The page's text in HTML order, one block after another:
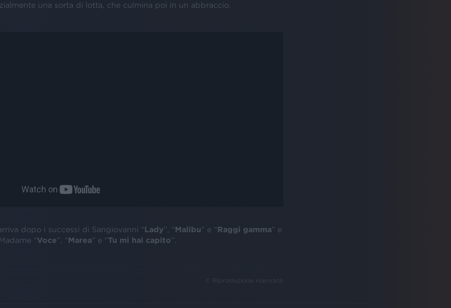
una sorta di lotta, che culmina poi in un abbraccio.
dopo i successi di Sangiovanni “Lady”, “Malibu” e “Raggi gamma” e
“Voce”, “Marea” e “Tu mi hai capito”.
© Riproduzione riservata